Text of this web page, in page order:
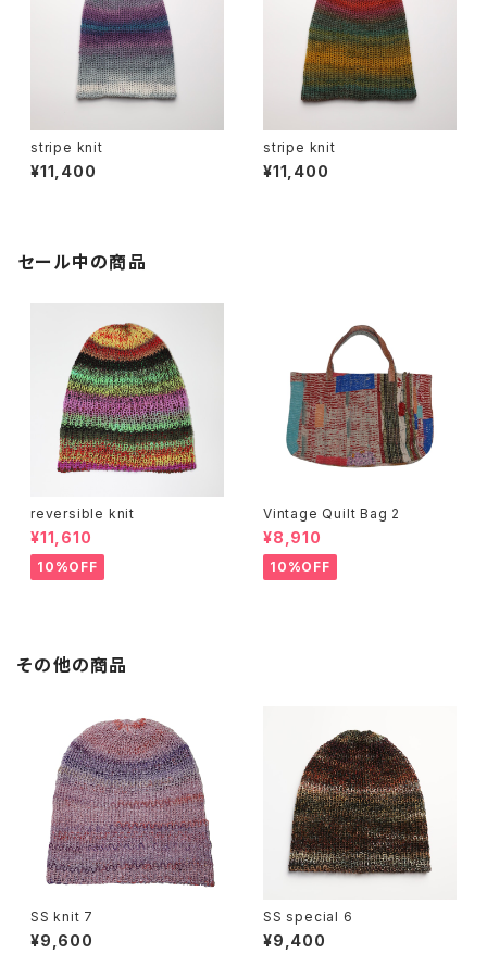
stripe knit
¥11,400
stripe knit
¥11,400
セール中の商品
reversible knit
¥11,610
10%OFF
Vintage Quilt Bag 2
¥8,910
10%OFF
その他の商品
SS knit 7
¥9,600
SS special 6
¥9,400